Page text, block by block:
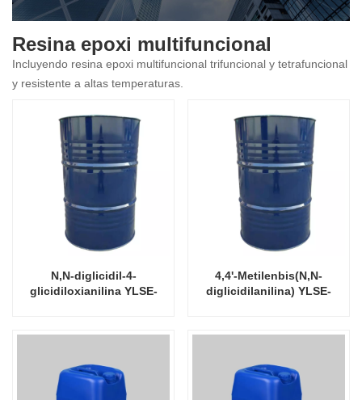
Resina epoxi multifuncional
Incluyendo resina epoxi multifuncional trifuncional y tetrafuncional
y resistente a altas temperaturas.
N,N-diglicidil-4-
glicidiloxianilina YLSE-
4,4'-Metilenbis(N,N-
diglicidilanilina) YLSE-